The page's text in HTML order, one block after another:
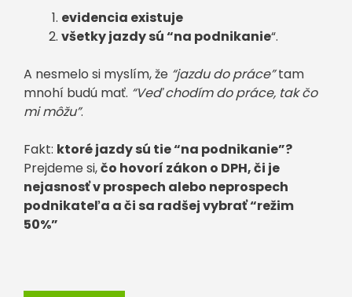
evidencia existuje
všetky jazdy sú “na podnikanie“.
A nesmelo si myslím, že “jazdu do práce”tam
mnohí budú mať. “Veď chodím do práce, tak čo
mi môžu”.
Fakt: ktoré jazdy sú tie “na podnikanie”?
Prejdeme si,čo hovorí zákon o DPH, či je
nejasnosť v prospech alebo neprospech
podnikateľa a či sa radšej vybrať “režim
50%”